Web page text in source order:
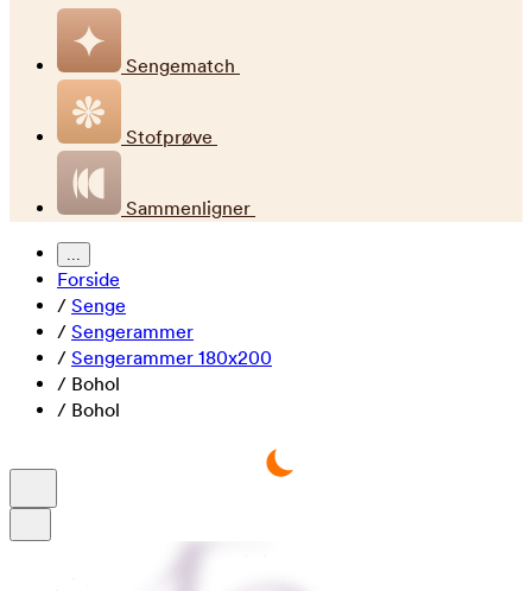
Sengematch
Stofprøve
Sammenligner
...
Forside
/ Senge
/ Sengerammer
/ Sengerammer 180x200
/ Bohol
/ Bohol